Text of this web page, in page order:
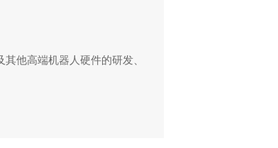
他高端机器人硬件的研发、